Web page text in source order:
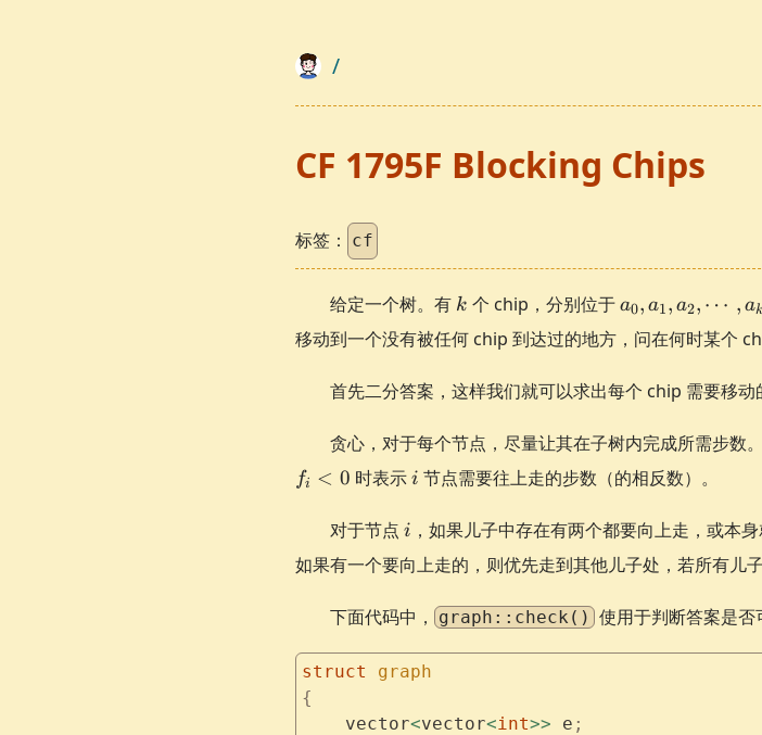
/
CF 1795F Blocking Chips
标签： cf
给定一个树。有 k
k 个 chip，分别位于 a_0,
a_2,
a_{k-
a0, a1, a2, ⋯ , ak
移动到一个没有被任何 chip 到达过的地方，问在何时某个
首先二分答案，这样我们就可以求出每个 chip 需要移动
贪心，对于每个节点，尽量让其在子树内完成所需步数
fi < 0 时表示i
i 节点需要往上走的步数（的相反数）。
对于节点 i
i ，如果儿子中存在有两个都要向上走，或本
如果有一个要向上走的，则优先走到其他儿子处，若所有儿
下面代码中， graph::check() 使用于判断答案是否
struct graph
{
    vector
<vector<int>> e ;